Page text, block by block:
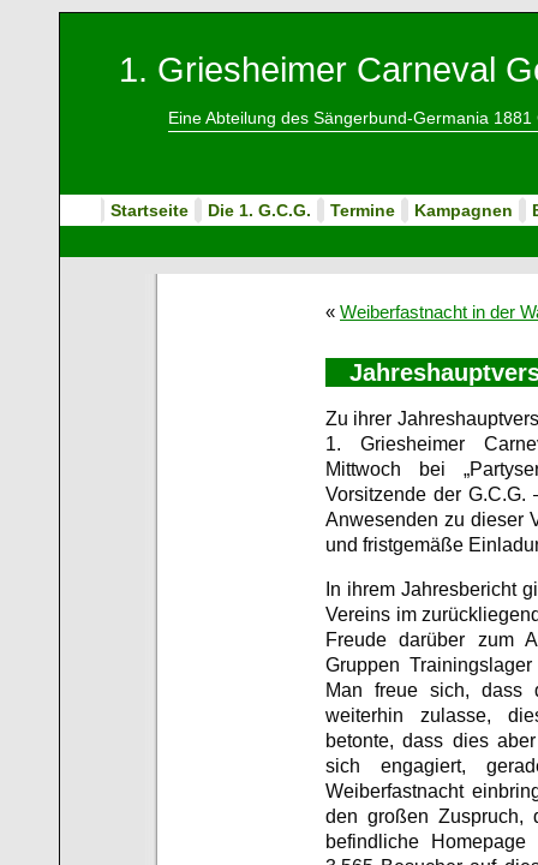
1. Griesheimer Carneval
Eine Abteilung des Sängerbund-Germania 1881
Startseite Die 1. G.C.G. Termine Kampagnen
« Weiberfastnacht in der
Zu ihrer
1. Griesheimer
Mittwoch bei
Vorsitzende der
Anwesenden zu dieser
und fristgemäße
In ihrem Jahresbericht
Vereins im
Freude darüber zum
Gruppen
Man freue sich, dass
weiterhin zulasse,
betonte, dass dies
sich engagiert,
Weiberfastnacht
den großen
befindliche